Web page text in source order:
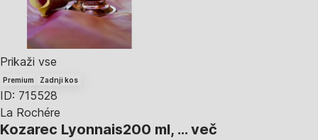
Prikaži vse
Premium Zadnji kos
ID: 715528
La Rochére
Kozarec Lyonnais200 ml, … več